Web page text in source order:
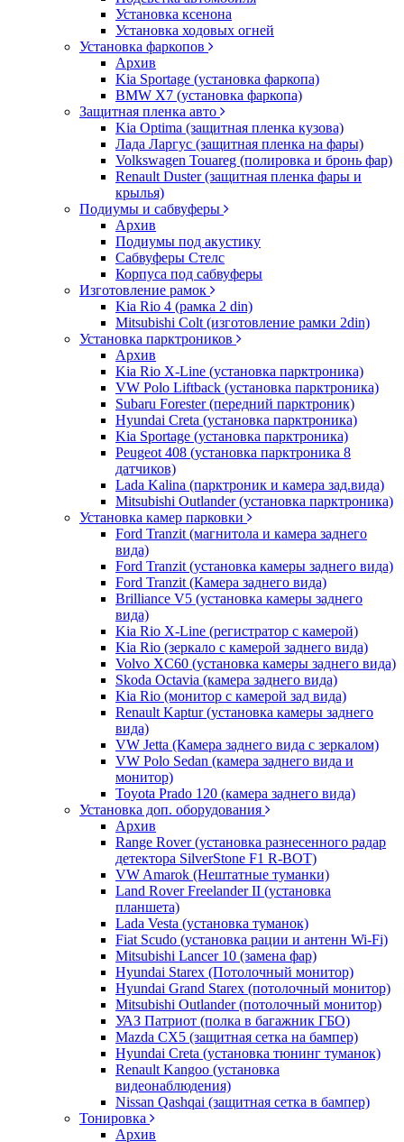
Установка ксенона
Установка ходовых огней
Установка фаркопов
Архив
Kia Sportage (установка фаркопа)
BMW X7 (установка фаркопа)
Защитная пленка авто
Kia Optima (защитная пленка кузова)
Лада Ларгус (защитная пленка на фары)
Volkswagen Touareg (полировка и бронь фар)
Renault Duster (защитная пленка фары и
крылья)
Подиумы и сабвуферы
Архив
Подиумы под акустику
Сабвуферы Стелс
Корпуса под сабвуферы
Изготовление рамок
Kia Rio 4 (рамка 2 din)
Mitsubishi Colt (изготовление рамки 2din)
Установка парктроников
Архив
Kia Rio X-Line (установка парктроника)
VW Polo Liftback (установка парктроника)
Subaru Forester (передний парктроник)
Hyundai Creta (установка парктроника)
Kia Sportage (установка парктроника)
Peugeot 408 (установка парктроника 8
датчиков)
Lada Kalina (парктроник и камера зад.вида)
Mitsubishi Outlander (установка парктроника)
Установка камер парковки
Ford Tranzit (магнитола и камера заднего
вида)
Ford Tranzit (установка камеры заднего вида)
Ford Tranzit (Камера заднего вида)
Brilliance V5 (установка камеры заднего
вида)
Kia Rio X-Line (регистратор с камерой)
Kia Rio (зеркало с камерой заднего вида)
Volvo XC60 (установка камеры заднего вида)
Skoda Octavia (камера заднего вида)
Kia Rio (монитор с камерой зад вида)
Renault Kaptur (установка камеры заднего
вида)
VW Jetta (Камера заднего вида с зеркалом)
VW Polo Sedan (камера заднего вида и
монитор)
Toyota Prado 120 (камера заднего вида)
Установка доп. оборудования
Архив
Range Rover (установка разнесенного радар
детектора SilverStone F1 R-BOT)
VW Amarok (Нештатные туманки)
Land Rover Freelander II (установка
планшета)
Lada Vesta (установка туманок)
Fiat Scudo (установка рации и антенн Wi-Fi)
Mitsubishi Lancer 10 (замена фар)
Hyundai Starex (Потолочный монитор)
Hyundai Grand Starex (потолочный монитор)
Mitsubishi Outlander (потолочный монитор)
УАЗ Патриот (полка в багажник ГБО)
Mazda CX5 (защитная сетка на бампер)
Hyundai Creta (установка тюнинг туманок)
Renault Kangoo (установка
видеонаблюдения)
Nissan Qashqai (защитная сетка в бампер)
Тонировка
Архив